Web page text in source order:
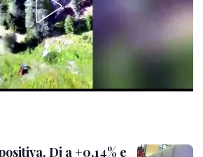
Dj a +0,14% e